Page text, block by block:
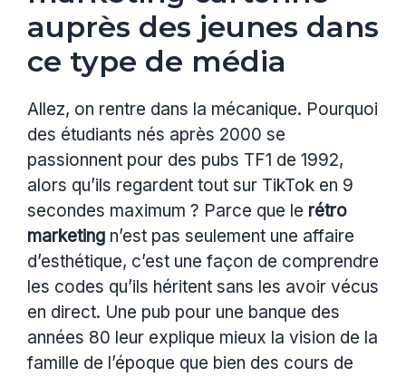
auprès des jeunes dans
ce type de média
Allez, on rentre dans la mécanique. Pourquoi
des étudiants nés après 2000 se
passionnent pour des pubs TF1 de 1992,
alors qu’ils regardent tout sur TikTok en 9
secondes maximum ? Parce que le rétro
marketing n’est pas seulement une affaire
d’esthétique, c’est une façon de comprendre
les codes qu’ils héritent sans les avoir vécus
en direct. Une pub pour une banque des
années 80 leur explique mieux la vision de la
famille de l’époque que bien des cours de